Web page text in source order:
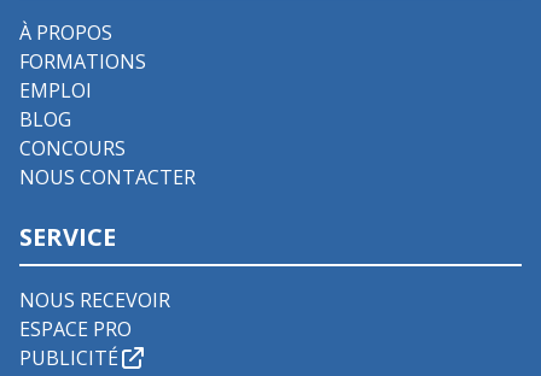
À PROPOS
FORMATIONS
EMPLOI
BLOG
CONCOURS
NOUS CONTACTER
SERVICE
NOUS RECEVOIR
ESPACE PRO
PUBLICITÉ